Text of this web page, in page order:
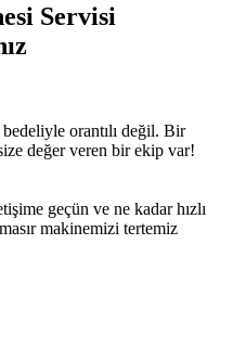
Servisi
orantılı değil. Bir
değer veren bir ekip var!
geçün ve ne kadar hızlı
makinemizi tertemiz